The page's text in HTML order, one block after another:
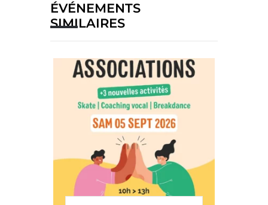
ÉVÉNEMENTS
SIMILAIRES